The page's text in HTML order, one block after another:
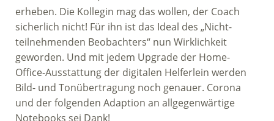
erheben. Die Kollegin mag das wollen, der Coach
sicherlich nicht! Für ihn ist das Ideal des „Nicht-
teilnehmenden Beobachters“ nun Wirklichkeit
geworden. Und mit jedem Upgrade der Home-
Office-Ausstattung der digitalen Helferlein werden
Bild- und Tonübertragung noch genauer. Corona
und der folgenden Adaption an allgegenwärtige
Notebooks sei Dank!